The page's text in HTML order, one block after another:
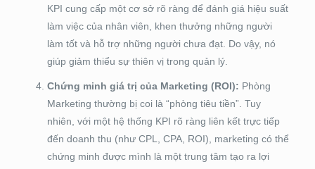
KPI cung cấp một cơ sở rõ ràng để đánh giá hiệu suất
làm việc của nhân viên, khen thưởng những người
làm tốt và hỗ trợ những người chưa đạt. Do vậy, nó
giúp giảm thiểu sự thiên vị trong quản lý.
Chứng minh giá trị của Marketing (ROI): Phòng
Marketing thường bị coi là “phòng tiêu tiền”. Tuy
nhiên, với một hệ thống KPI rõ ràng liên kết trực tiếp
đến doanh thu (như CPL, CPA, ROI), marketing có thể
chứng minh được mình là một trung tâm tạo ra lợi